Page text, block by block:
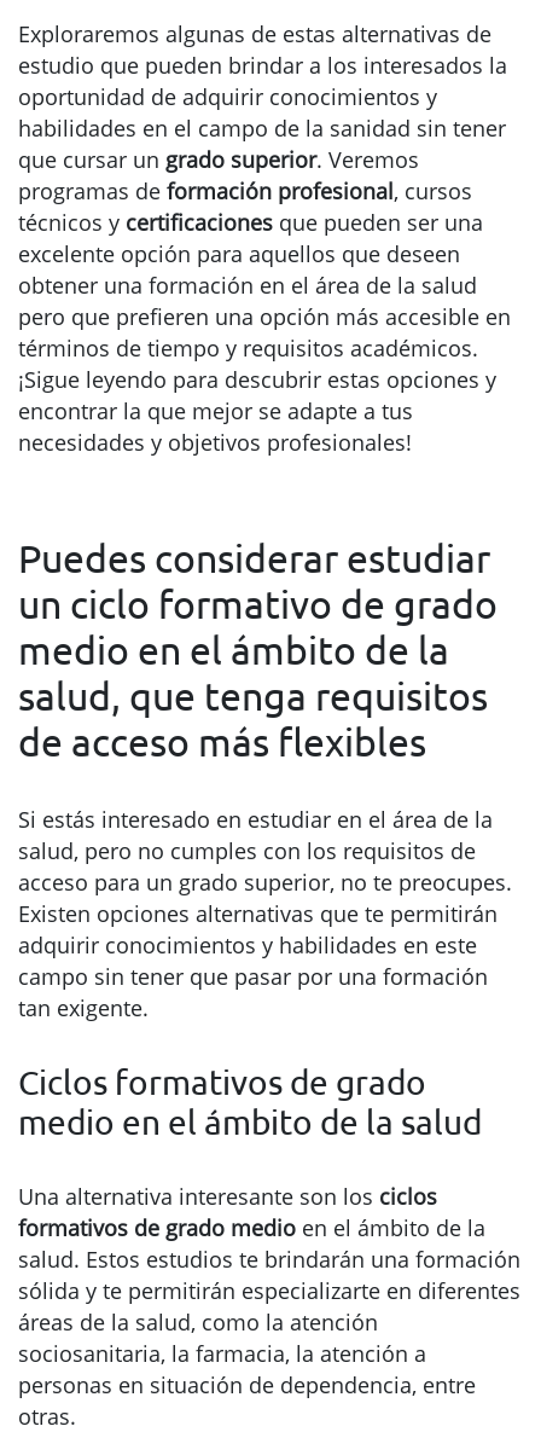
Exploraremos algunas de estas alternativas de
estudio que pueden brindar a los interesados la
oportunidad de adquirir conocimientos y
habilidades en el campo de la sanidad sin tener
que cursar un grado superior. Veremos
programas de formación profesional, cursos
técnicos y certificaciones que pueden ser una
excelente opción para aquellos que deseen
obtener una formación en el área de la salud
pero que prefieren una opción más accesible en
términos de tiempo y requisitos académicos.
¡Sigue leyendo para descubrir estas opciones y
encontrar la que mejor se adapte a tus
necesidades y objetivos profesionales!
Puedes considerar estudiar
un ciclo formativo de grado
medio en el ámbito de la
salud, que tenga requisitos
de acceso más flexibles
Si estás interesado en estudiar en el área de la
salud, pero no cumples con los requisitos de
acceso para un grado superior, no te preocupes.
Existen opciones alternativas que te permitirán
adquirir conocimientos y habilidades en este
campo sin tener que pasar por una formación
tan exigente.
Ciclos formativos de grado
medio en el ámbito de la salud
Una alternativa interesante son los ciclos
formativos de grado medio en el ámbito de la
salud. Estos estudios te brindarán una formación
sólida y te permitirán especializarte en diferentes
áreas de la salud, como la atención
sociosanitaria, la farmacia, la atención a
personas en situación de dependencia, entre
otras.